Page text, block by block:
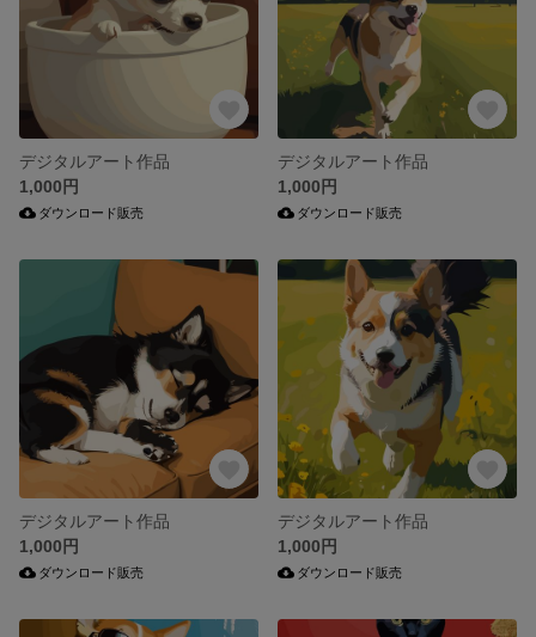
デジタルアート作品
1,000円
ダウンロード販売
デジタルアート作品
1,000円
ダウンロード販売
デジタルアート作品
1,000円
ダウンロード販売
デジタルアート作品
1,000円
ダウンロード販売